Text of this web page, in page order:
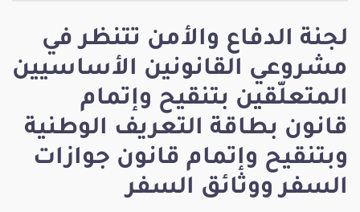
لجنة الدفاع والأمن تتنظر في
مشروعي القانونين الأساسيين
المتعلّقين بتنقيح وإتمام
قانون بطاقة التعريف الوطنية
وبتنقيح وإتمام قانون جوازات
السفر ووثائق السفر